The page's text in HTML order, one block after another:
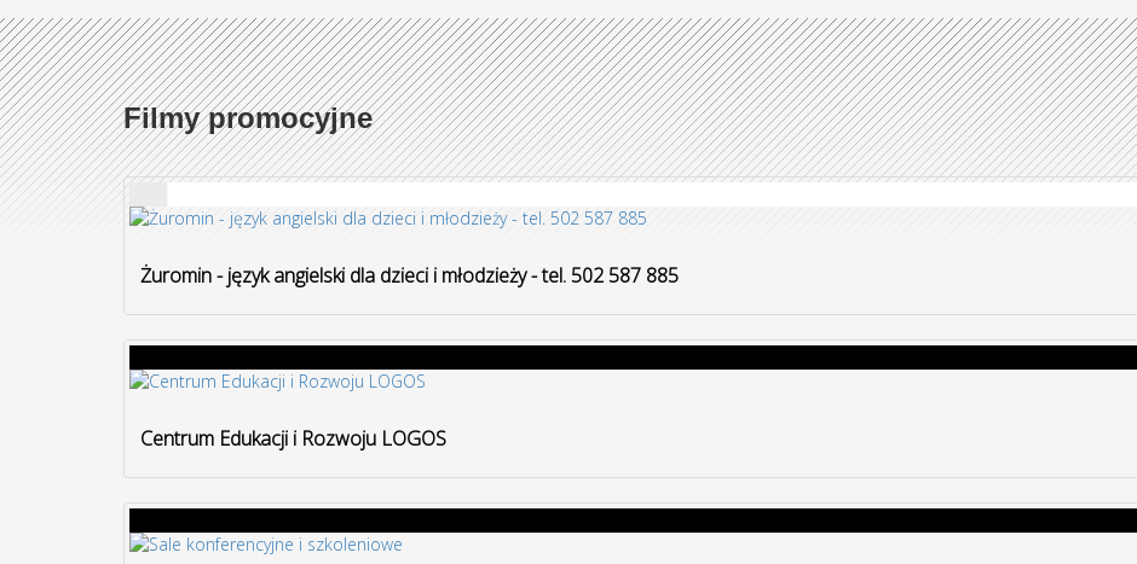
Filmy promocyjne
Żuromin - język angielski dla dzieci i młodzieży - tel. 502 587 885
Centrum Edukacji i Rozwoju LOGOS